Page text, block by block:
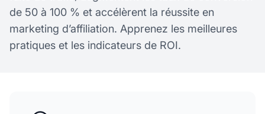
de 50 à 100 % et accélèrent la réussite en
marketing d’affiliation. Apprenez les meilleures
pratiques et les indicateurs de ROI.